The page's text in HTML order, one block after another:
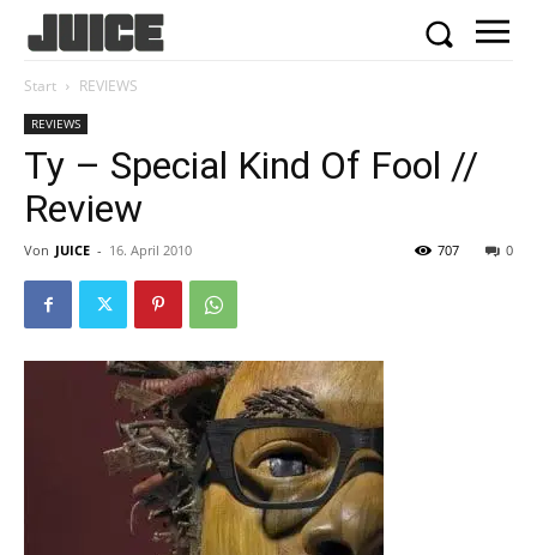
Start REVIEWS
REVIEWS
Ty – Special Kind Of Fool //
Review
Von JUICE - 16. April 2010 0
707